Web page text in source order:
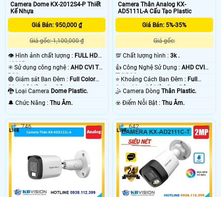
Camera Dome KX-2012S4-P Thiết
Kế Nhựa
Giá Bán: 950,000 ₫
Giá gốc: 1,100,000 ₫
👁 Hình ảnh chất lượng : FULL HD
1080P .
✳️ Sử dụng công nghệ : AHD CVI TVI
BCS.
🔴 Giám sát Ban Đêm : Full Color
20m Có Màu Ban Ðêm.
🐉️ Loại Camera Dome Plastic.
️🔔 Chức Năng : Thu Âm.
Camera Thân Analog KX-
AD5111L-A Cấu Tạo Plastic
Giá Bán: 5%-35%
Giá gốc:
💯 Chất lượng hình :3k .
👍 Công Nghệ Sử Dụng :AHD CVI
TVI BCS.
⭐ Khoảng Cách Ban Đêm : Full
Color 30m Có Màu Ban Ðêm.
🤹 Camera DòngThân Plastic.
️☣️ Điểm Nỗi Bật :Thu Âm.
746 642